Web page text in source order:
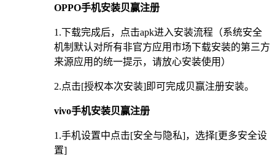
OPPO手机安装贝赢注册
1.下载完成后，点击apk进入安装流程（系统安全
机制默认对所有非官方应用市场下载安装的第三方
来源应用的统一提示，请放心安装使用）
2.点击[授权本次安装]即可完成贝赢注册安装。
vivo手机安装贝赢注册
1.手机设置中点击[安全与隐私]，选择[更多安全设
置]